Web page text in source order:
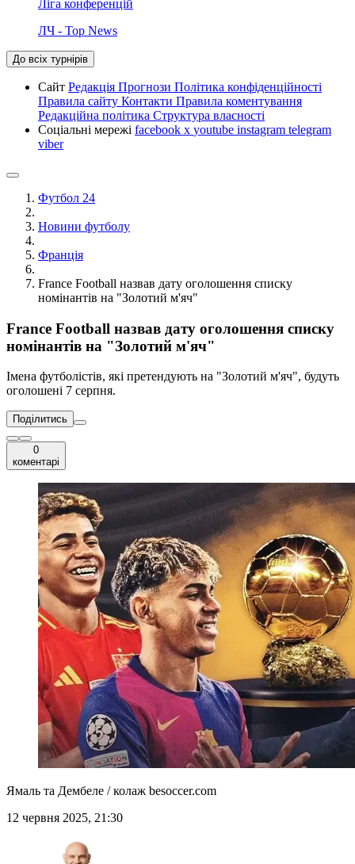
Ліга конференцій
ЛЧ - Top News
До всіх турнірів
Сайт Редакція Прогнози Політика конфіденційності
Правила сайту Контакти Правила коментування
Редакційна політика Структура власності
Соціальні мережі facebook x youtube instagram telegram
viber
Футбол 24
Новини футболу
Франція
France Football назвав дату оголошення списку
номінантів на "Золотий м'яч"
France Football назвав дату оголошення списку
номінантів на "Золотий м'яч"
Імена футболістів, які претендують на "Золотий м'яч", будуть
оголошені 7 серпня.
Поділитись
0
коментарі
Ямаль та Дембеле / колаж besoccer.com
12 червня 2025, 21:30